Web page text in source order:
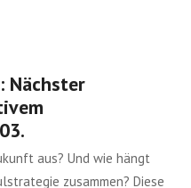
Nächster
aus? Und wie hängt
zusammen? Diese